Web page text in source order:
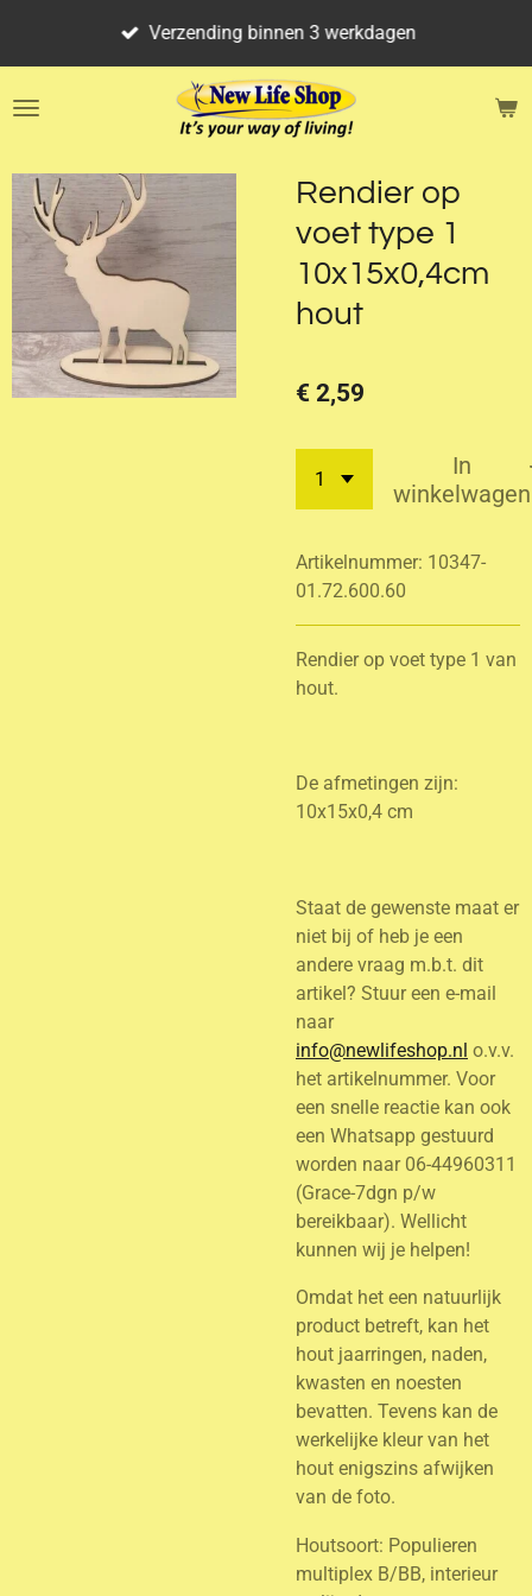
de
Verzending binnen 3 werkdagen
Rendier op
voet type 1
10x15x0,4cm
hout
€ 2,59
In
winkelwagen
Artikelnummer: 10347-
01.72.600.60
Rendier op voet type 1 van
hout.
De afmetingen zijn:
10x15x0,4 cm
Staat de gewenste maat er
niet bij of heb je een
andere vraag m.b.t. dit
artikel? Stuur een e-mail
naar
info@newlifeshop.nl o.v.v.
het artikelnummer. Voor
een snelle reactie kan ook
een Whatsapp gestuurd
worden naar 06-44960311
(Grace-7dgn p/w
bereikbaar). Wellicht
kunnen wij je helpen!
Omdat het een natuurlijk
product betreft, kan het
hout jaarringen, naden,
kwasten en noesten
bevatten. Tevens kan de
werkelijke kleur van het
hout enigszins afwijken
van de foto.
Houtsoort: Populieren
multiplex B/BB, interieur